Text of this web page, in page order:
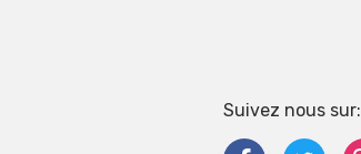
Suivez nous sur: